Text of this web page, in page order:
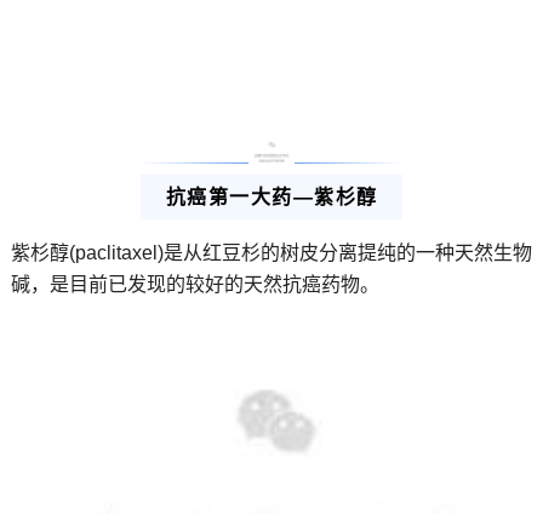
抗癌第一大药—紫杉醇
紫杉醇(paclitaxel)是从红豆杉的树皮分离提纯的一种天然生物
碱，是目前已发现的较好的天然抗癌药物。